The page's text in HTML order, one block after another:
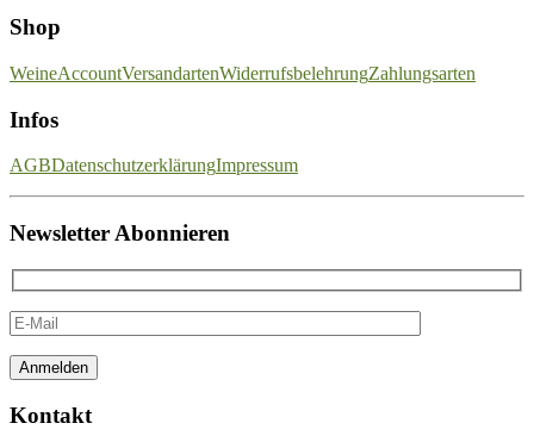
Shop
WeineAccountVersandartenWiderrufsbelehrungZahlungsarten
Infos
AGBDatenschutzerklärungImpressum
Newsletter Abonnieren
Kontakt